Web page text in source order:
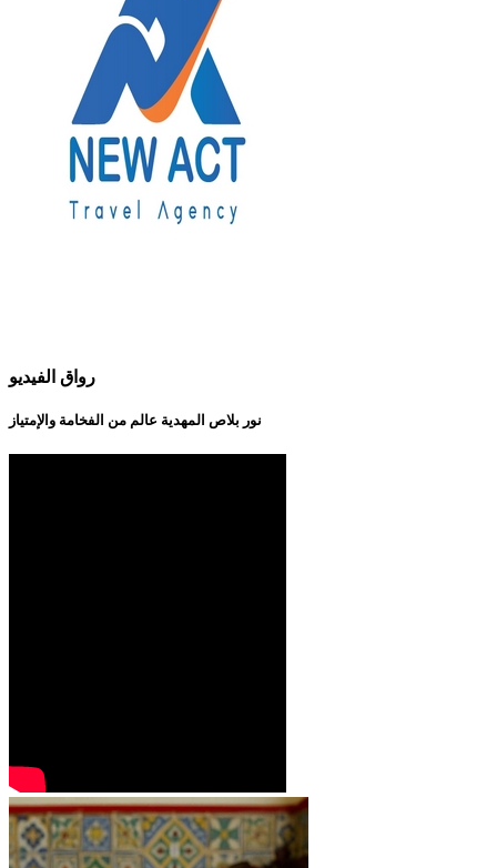
رواق الفيديو
نور بلاص المهدية عالم من الفخامة والإمتياز